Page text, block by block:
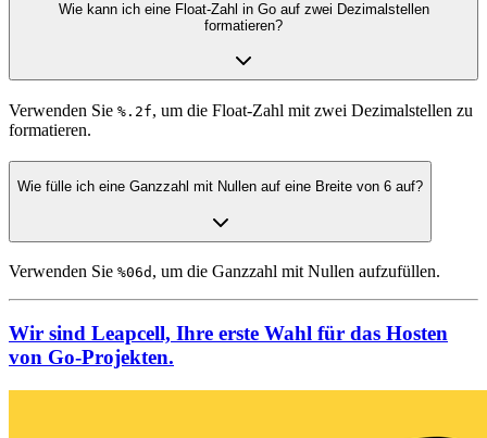
Wie kann ich eine Float-Zahl in Go auf zwei Dezimalstellen
formatieren?
Verwenden Sie %.2f, um die Float-Zahl mit zwei Dezimalstellen zu
formatieren.
Wie fülle ich eine Ganzzahl mit Nullen auf eine Breite von 6 auf?
Verwenden Sie %06d , um die Ganzzahl mit Nullen aufzufüllen.
Wir sind Leapcell, Ihre erste Wahl für das Hosten
von Go-Projekten.